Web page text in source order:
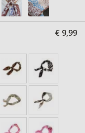
€ 9,99